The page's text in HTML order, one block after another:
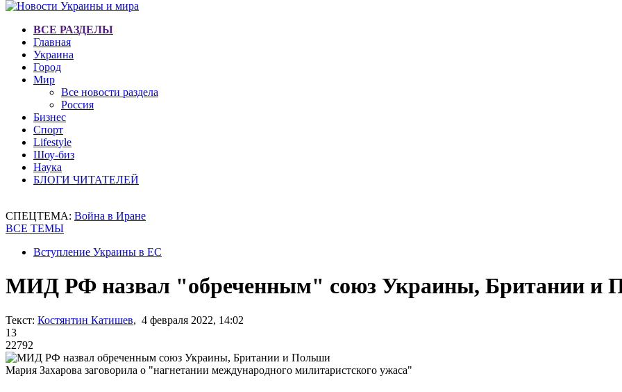
ВСЕ РАЗДЕЛЫ
Главная
Украина
Город
Мир
Все новости раздела
Россия
Бизнес
Спорт
Lifestyle
Шоу-биз
Наука
БЛОГИ ЧИТАТЕЛЕЙ
СПЕЦТЕМА: Война в Иране
ВСЕ ТЕМЫ
Вступление Украины в ЕС
МИД РФ назвал "обреченным" союз Украины, Британии и
Текст: Костянтин Катишев, 4 февраля 2022, 14:02
13
22792
Мария Захарова заговорила о "нагнетании международного милитаристского ужаса"